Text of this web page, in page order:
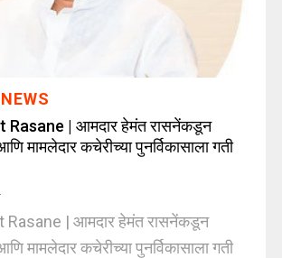
Rasane | आमदार हेमंत रासनेंकडून
मामलेदार कचेरीच्या पुनर्विकासाला गती
Rasane | आमदार हेमंत रासनेंकडून
मामलेदार कचेरीच्या पुनर्विकासाला गती